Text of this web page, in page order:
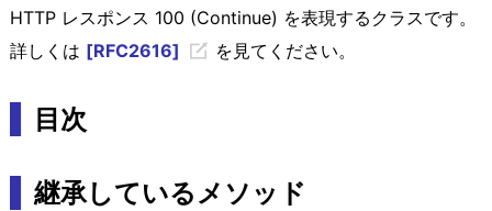
HTTP レスポンス 100 (Continue) を表現するクラスです。
詳しくは [RFC2616] を見てください。
目次
継承しているメソッド